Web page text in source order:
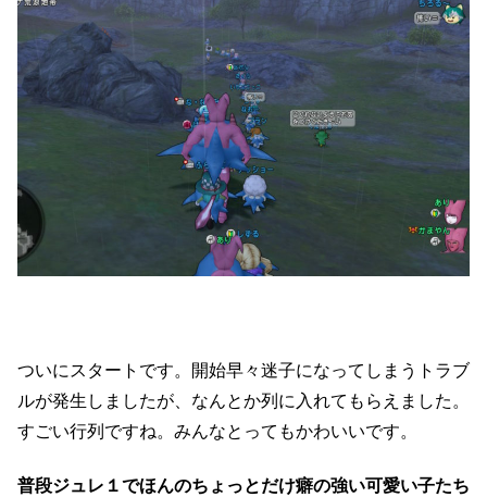
ついにスタートです。開始早々迷子になってしまうトラブ
ルが発生しましたが、なんとか列に入れてもらえました。
すごい行列ですね。みんなとってもかわいいです。
普段ジュレ１でほんのちょっとだけ癖の強い可愛い子たち